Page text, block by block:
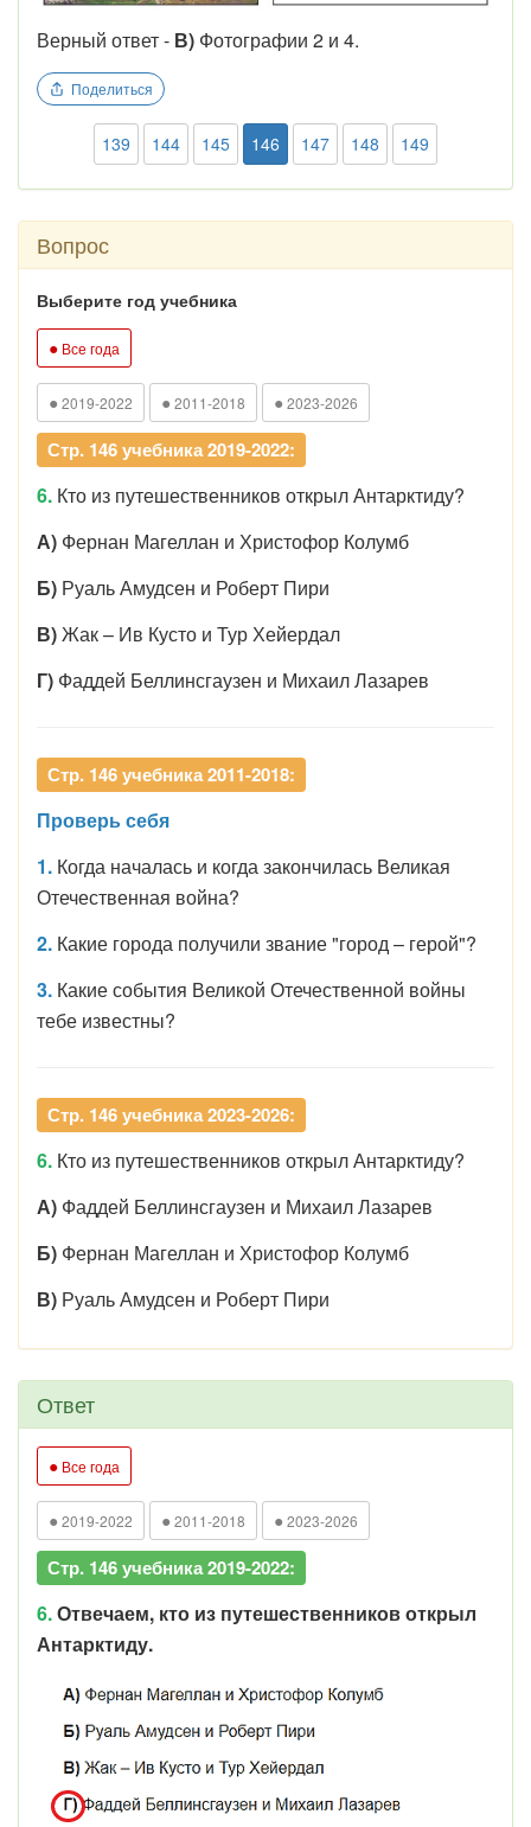
Верный ответ - В) Фотографии 2 и 4.
Поделиться
139 144 145 146 147 148 149
Вопрос
Выберите год учебника
● Все года
● 2019-2022 ● 2011-2018 ● 2023-2026
Стр. 146 учебника 2019-2022:
6. Кто из путешественников открыл Антарктиду?
А) Фернан Магеллан и Христофор Колумб
Б) Руаль Амудсен и Роберт Пири
В)Жак – Ив Кусто и Тур Хейердал
Г) Фаддей Беллинсгаузен и Михаил Лазарев
Стр. 146 учебника 2011-2018:
Проверь себя
1. Когда началась и когда закончилась Великая
Отечественная война?
2. Какие города получили звание "город – герой"?
3. Какие события Великой Отечественной войны
тебе известны?
Стр. 146 учебника 2023-2026:
6. Кто из путешественников открыл Антарктиду?
А) Фаддей Беллинсгаузен и Михаил Лазарев
Б) Фернан Магеллан и Христофор Колумб
В) Руаль Амудсен и Роберт Пири
Ответ
● Все года
● 2019-2022 ● 2011-2018 ● 2023-2026
Стр. 146 учебника 2019-2022:
6.Отвечаем, кто из путешественников открыл
Антарктиду.